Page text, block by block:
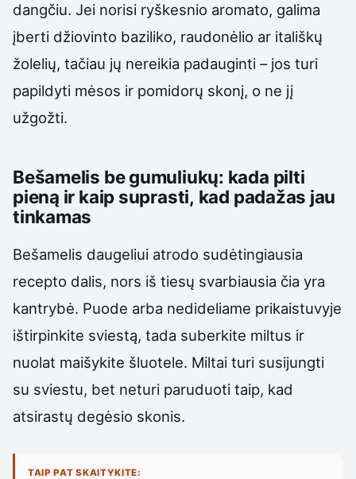
dangčiu. Jei norisi ryškesnio aromato, galima
įberti džiovinto baziliko, raudonėlio ar itališkų
žolelių, tačiau jų nereikia padauginti – jos turi
papildyti mėsos ir pomidorų skonį, o ne jį
užgožti.
Bešamelis be gumuliukų: kada pilti
pieną ir kaip suprasti, kad padažas jau
tinkamas
Bešamelis daugeliui atrodo sudėtingiausia
recepto dalis, nors iš tiesų svarbiausia čia yra
kantrybė. Puode arba nedideliame prikaistuvyje
ištirpinkite sviestą, tada suberkite miltus ir
nuolat maišykite šluotele. Miltai turi susijungti
su sviestu, bet neturi paruduoti taip, kad
atsirastų degėsio skonis.
TAIP PAT SKAITYKITE: